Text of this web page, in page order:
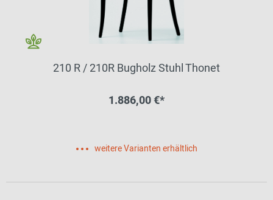
210 R / 210R Bugholz Stuhl Thonet
1.886,00 €*
weitere Varianten erhältlich